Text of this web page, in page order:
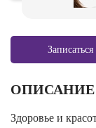
Записаться
ОПИСАНИЕ
Здоровье и